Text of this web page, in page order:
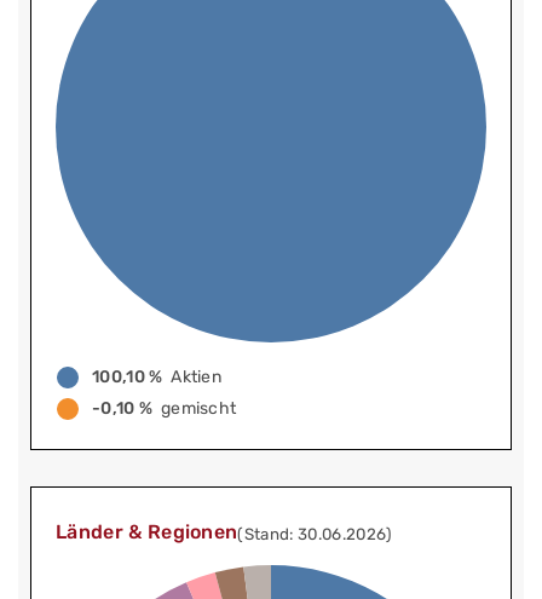
100,10 % Aktien
-0,10 % gemischt
Länder & Regionen(Stand: 30.06.2026)